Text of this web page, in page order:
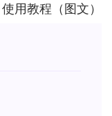
用教程（图文）